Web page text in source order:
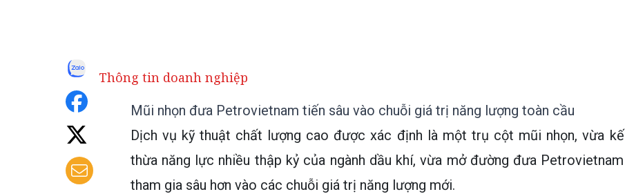
Thông tin doanh nghiệp
Mũi nhọn đưa Petrovietnam tiến sâu vào chuỗi giá trị năng lượng toàn cầu
Dịch vụ kỹ thuật chất lượng cao được xác định là một trụ cột mũi nhọn, vừa kế
thừa năng lực nhiều thập kỷ của ngành dầu khí, vừa mở đường đưa Petrovietnam
tham gia sâu hơn vào các chuỗi giá trị năng lượng mới.